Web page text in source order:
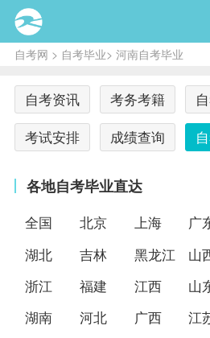
自考网 > 自考毕业> 河南自考毕业
自考资讯 考务考籍
考试安排
成绩查询
各地自考毕业直达
全国 北京 上海 广
湖北
吉林 黑龙江 山
浙江
福建 江西 山
湖南
河北 广西 江